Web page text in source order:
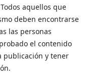
aquellos que
deben encontrarse
las personas
el contenido
publicación y tener